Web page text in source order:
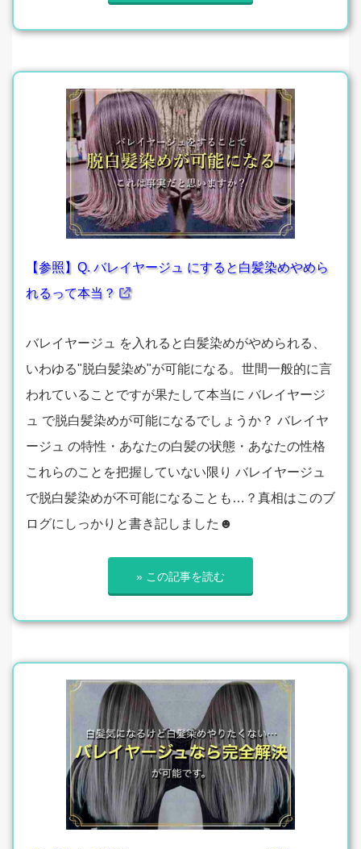
【参照】Q. バレイヤージュ にすると白髪染めやめら
れるって本当？
バレイヤージュ を入れると白髪染めがやめられる、
いわゆる"脱白髪染め"が可能になる。世間一般的に言
われていることですが果たして本当に バレイヤージ
ュ で脱白髪染めが可能になるでしょうか？ バレイヤ
ージュ の特性・あなたの白髪の状態・あなたの性格
これらのことを把握していない限り バレイヤージュ
で脱白髪染めが不可能になることも…？真相はこのブ
ログにしっかりと書き記しました☻
» この記事を読む